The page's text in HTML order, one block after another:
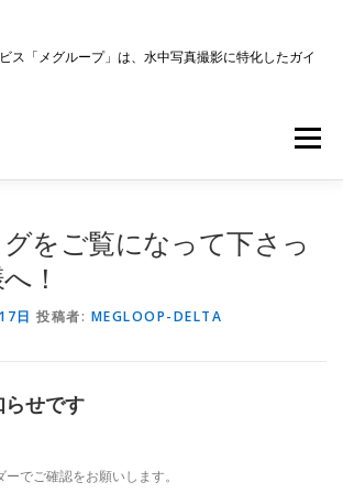
ス「メグループ」は、水中写真撮影に特化したガイ
メニュー
をご覧になって下さっ
！
日 投稿者: MEGLOOP-DELTA
らせです
でご確認をお願いします。